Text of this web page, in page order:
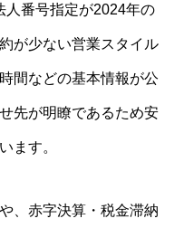
人番号指定が2024年の
が少ない営業スタイル
間などの基本情報が公
先が明瞭であるため安
ます。
、赤字決算・税金滞納